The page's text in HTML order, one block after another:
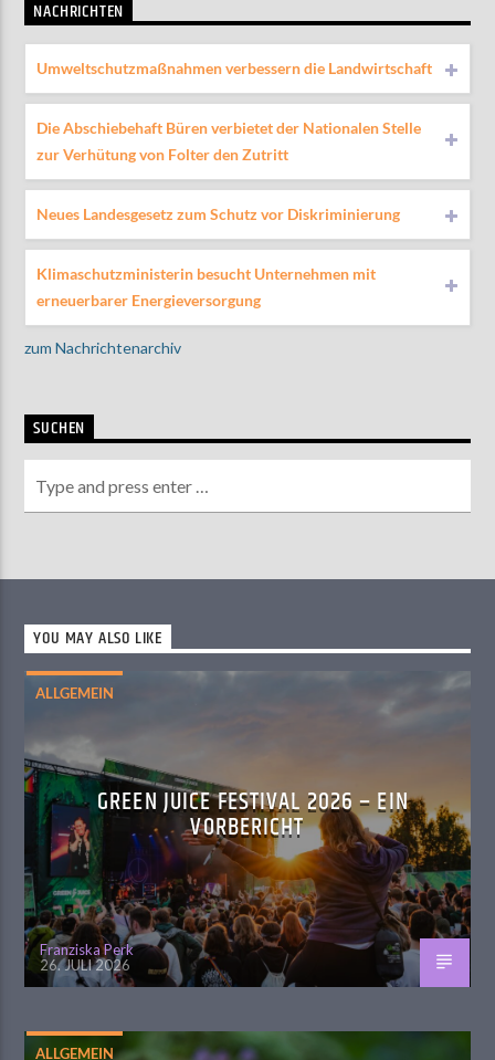
NACHRICHTEN
Umweltschutzmaßnahmen verbessern die Landwirtschaft
Die Abschiebehaft Büren verbietet der Nationalen Stelle
zur Verhütung von Folter den Zutritt
Neues Landesgesetz zum Schutz vor Diskriminierung
Klimaschutzministerin besucht Unternehmen mit
erneuerbarer Energieversorgung
zum Nachrichtenarchiv
SUCHEN
YOU MAY ALSO LIKE
ALLGEMEIN
GREEN JUICE FESTIVAL 2026 – EIN
VORBERICHT
Franziska Perk
26. JULI 2026
ALLGEMEIN